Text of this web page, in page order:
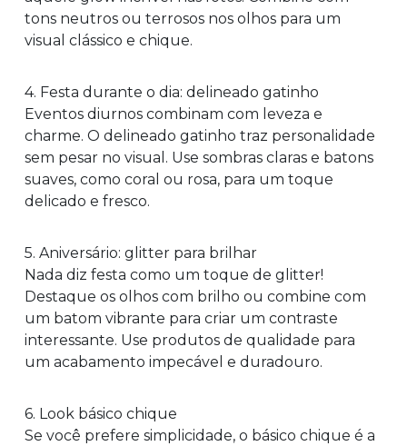
tons neutros ou terrosos nos olhos para um
visual clássico e chique.
4. Festa durante o dia: delineado gatinho
Eventos diurnos combinam com leveza e
charme. O delineado gatinho traz personalidade
sem pesar no visual. Use sombras claras e batons
suaves, como coral ou rosa, para um toque
delicado e fresco.
5. Aniversário: glitter para brilhar
Nada diz festa como um toque de glitter!
Destaque os olhos com brilho ou combine com
um batom vibrante para criar um contraste
interessante. Use produtos de qualidade para
um acabamento impecável e duradouro.
6. Look básico chique
Se você prefere simplicidade, o básico chique é a